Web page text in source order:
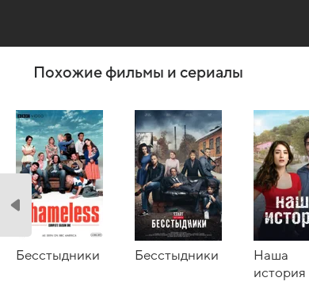
Похожие фильмы и сериалы
Бесстыдники Бесстыдники
Наша
история